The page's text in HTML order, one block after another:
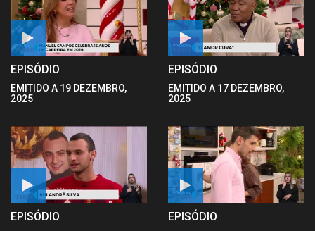
EPISÓDIO
EMITIDO A 19 DEZEMBRO,
2025
EPISÓDIO
EMITIDO A 17 DEZEMBRO,
2025
EPISÓDIO EPISÓDIO